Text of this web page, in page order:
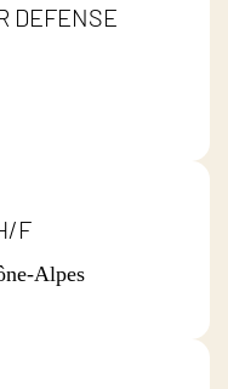
DEFENSE
F
Alpes